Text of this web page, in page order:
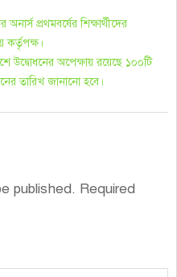
অনার্স প্রথমবর্ষের শিক্ষার্থীদের
কর্তৃপক্ষ।
উদ্বোধনের অপেক্ষায় রয়েছে ১০০টি
তারিখ জানানো হবে।
published. Required